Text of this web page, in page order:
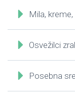
Mila,
Osvežilci
Posebna